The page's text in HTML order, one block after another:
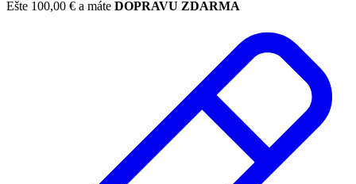
Ešte 100,00 € a máte DOPRAVU ZDARMA